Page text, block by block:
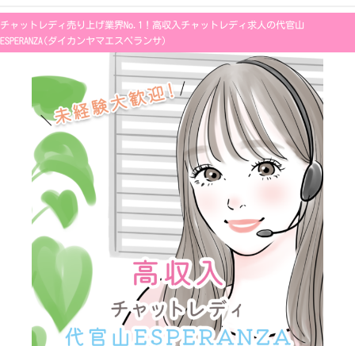
容
を
ス
チャットレディ売り上げ業界No.1！高収入チャットレディ求人の代官山
ESPERANZA(ダイカンヤマエスペランサ)